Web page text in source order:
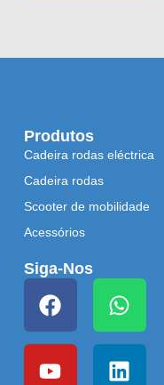
Produtos
Cadeira rodas eléctrica
Cadeira rodas
Scooter de mobilidade
Acessórios
Siga-Nos